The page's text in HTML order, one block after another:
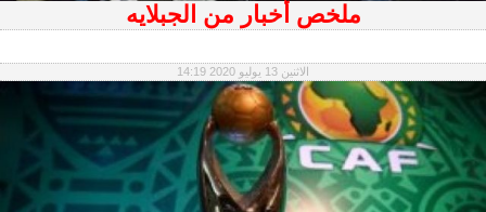
ملخص أخبار من الجبلايه
الاثنين 13 يوليو 2020 14:19